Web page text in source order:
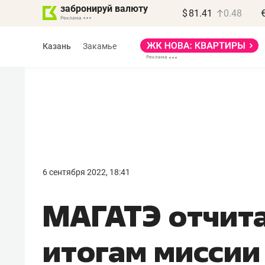
забронируй валюту $ 81.41 0.48
Казань Закамье
6 сентября 2022, 18:41
МАГАТЭ
итогам
правил, бизнес может
потерять минимум